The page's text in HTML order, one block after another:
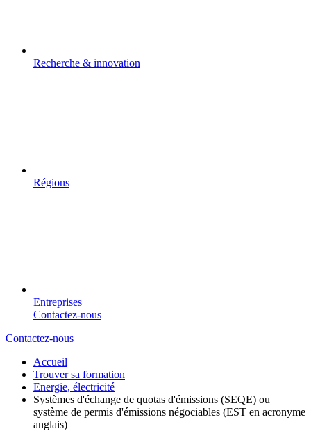
Recherche & innovation
Régions
Entreprises
Contactez-nous
Contactez-nous
Accueil
Trouver sa formation
Energie, électricité
Systèmes d'échange de quotas d'émissions (SEQE) ou
système de permis d'émissions négociables (EST en acronyme
anglais)